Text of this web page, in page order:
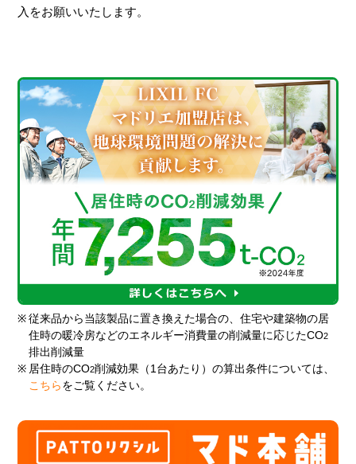
入をお願いいたします。
※ 従来品から当該製品に置き換えた場合の、住宅や建築物の居
住時の暖冷房などのエネルギー消費量の削減量に応じたCO2
排出削減量
※ 居住時のCO2削減効果（1台あたり）の算出条件については、
こちら をご覧ください。